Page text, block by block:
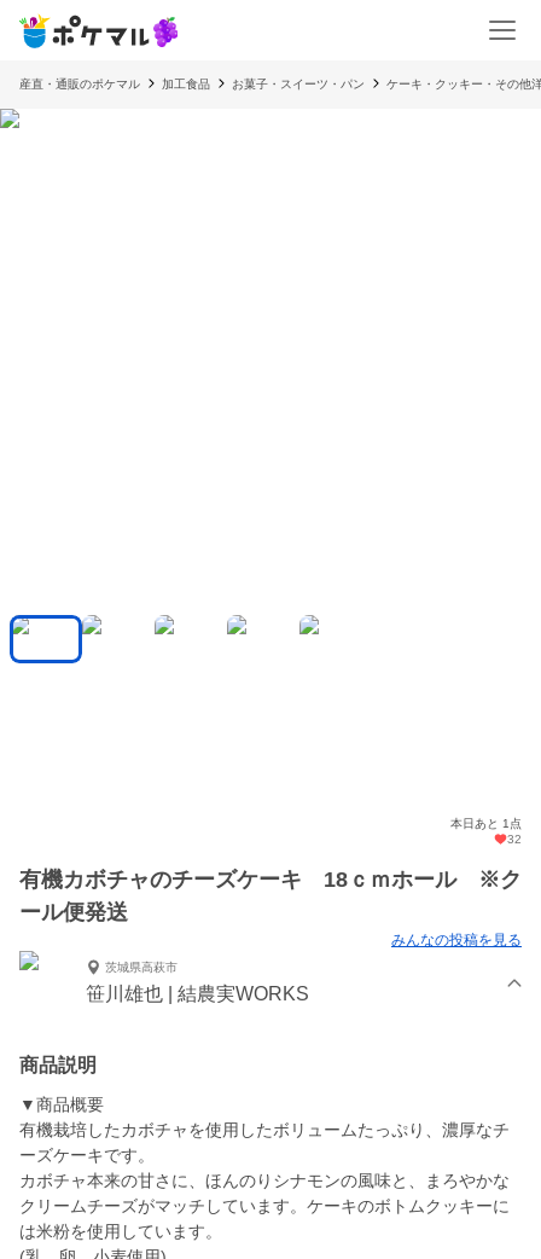
産直・通販のポケマル 加工食品 お菓子・スイーツ・パン ケーキ・クッキー・その他
本日あと 1点
32
有機カボチャのチーズケーキ 18ｃｍホール ※ク
ール便発送
みんなの投稿を見る
茨城県高萩市
笹川雄也 | 結農実WORKS
商品説明
▼商品概要
有機栽培したカボチャを使用したボリュームたっぷり、濃厚なチ
ーズケーキです。
カボチャ本来の甘さに、ほんのりシナモンの風味と、まろやかな
クリームチーズがマッチしています。ケーキのボトムクッキーに
は米粉を使用しています。